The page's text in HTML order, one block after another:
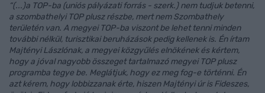
“(...)a TOP-ba (uniós pályázati forrás - szerk.) nem tudjuk betenni,
a szombathelyi TOP plusz részbe, mert nem Szombathely
területén van. A megyei TOP-ba viszont be lehet tenni minden
további nélkül, turisztikai beruházások pedig kellenek is. Én írtam
Majtényi Lászlónak, a megyei közgyűlés elnökének és kértem,
hogy a jóval nagyobb összeget tartalmazó megyei TOP plusz
programba tegye be. Meglátjuk, hogy ez meg fog-e történni. Én
azt kérem, hogy lobbizzanak érte, hiszen Majtényi úr is Fideszes,